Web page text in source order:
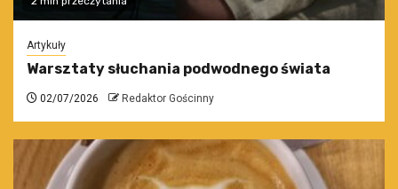
Artykuły
Warsztaty słuchania podwodnego świata
02/07/2026 Redaktor Gościnny